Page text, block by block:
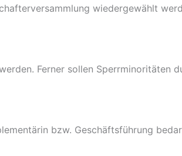
wiedergewählt
Ferner sollen Sperrminoritäten
bzw. Geschäftsführung